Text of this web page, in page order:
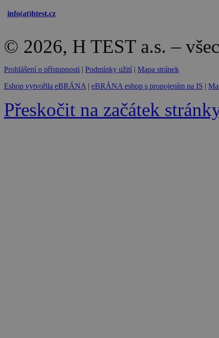
info(at)htest.cz
© 2026, H TEST a.s. –
Prohlášení o přístupnosti | Podmínky užití | Mapa stránek
Eshop vytvořila eBRÁNA | eBRÁNA eshop s propojením na IS |
Přeskočit na začátek